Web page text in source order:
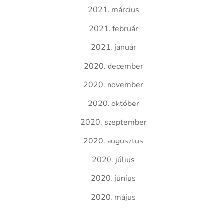
2021. március
2021. február
2021. január
2020. december
2020. november
2020. október
2020. szeptember
2020. augusztus
2020. július
2020. június
2020. május